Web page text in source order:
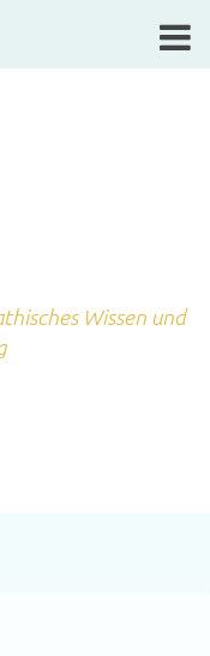
Wissen und